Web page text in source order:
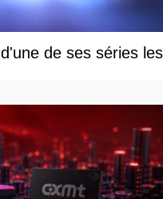
de ses séries les